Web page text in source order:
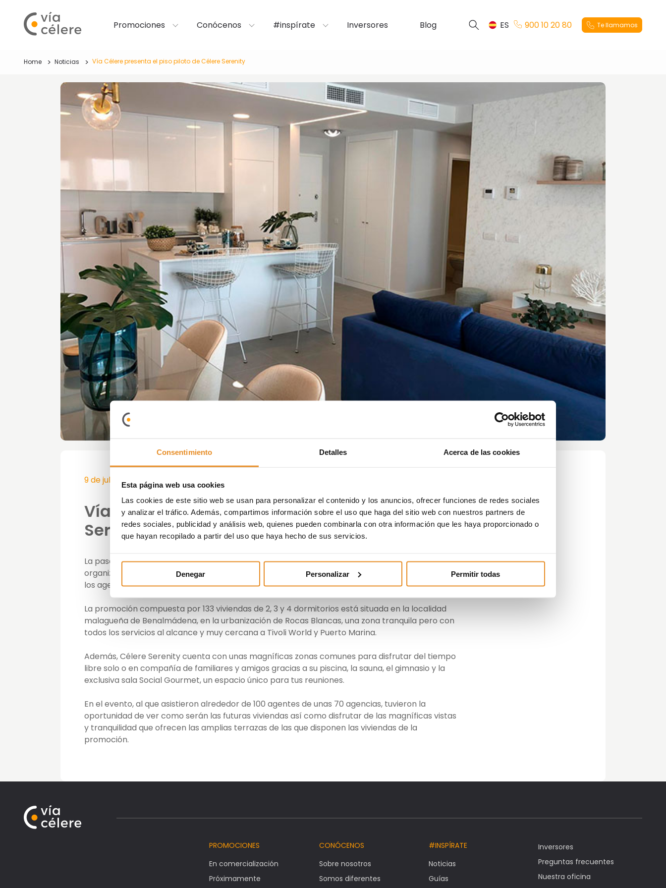
Consentimiento Detalles Acerca de las cookies
Esta página web usa cookies
Las cookies de este sitio web se usan para personalizar el contenido y los anuncios, ofrecer funciones de redes sociales
y analizar el tráfico. Además, compartimos información sobre el uso que haga del sitio web con nuestros partners de
redes sociales, publicidad y análisis web, quienes pueden combinarla con otra información que les haya proporcionado o
que hayan recopilado a partir del uso que haya hecho de sus servicios.
Denegar Personalizar Permitir todas
Promociones Conócenos #inspírate Inversores Blog ES 900 10 20 80 Te llamamos
Home Noticias Vía Célere presenta el piso piloto de Célere Serenity
9 de julio de 2019
Vía Célere presenta el piso piloto de Célere
Serenity
La pasada semana tuvo lugar el evento de presentación del piso piloto deCélere Serenity,
organizado por Dream Exclusives y cuyo objetivo era presentar esta nueva promoción a todos
los agentes de la zona a través del piso piloto de la promoción.
La promoción compuesta por 133 viviendas de 2, 3 y 4 dormitorios está situada en la localidad
malagueña de Benalmádena, en la urbanización de Rocas Blancas, una zona tranquila pero con
todos los servicios al alcance y muy cercana a Tivoli World y Puerto Marina.
Además, Célere Serenity cuenta con unas magníficas zonas comunes para disfrutar del tiempo
libre solo o en compañía de familiares y amigos gracias a su piscina, la sauna, el gimnasio y la
exclusiva sala Social Gourmet, un espacio único para tus reuniones.
En el evento, al que asistieron alrededor de 100 agentes de unas 70 agencias, tuvieron la
oportunidad de ver como serán las futuras viviendas así como disfrutar de las magníficas vistas
y tranquilidad que ofrecen las amplias terrazas de las que disponen las viviendas de la
promoción.
PROMOCIONES
En comercialización
Próximamente
CONÓCENOS
Sobre nosotros
Somos diferentes
#INSPÍRATE
Noticias
Guías
Inversores
Preguntas frecuentes
Nuestra oficina